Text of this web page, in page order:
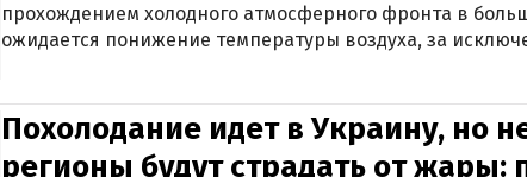
прохождением холодного атмосферного фронта в
ожидается понижение температуры воздуха, за
Похолодание идет в Украину, но
регионы будут страдать от жары: